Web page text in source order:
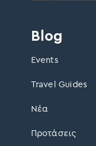
Blog
Events
Travel Guides
Νέα
Προτάσεις